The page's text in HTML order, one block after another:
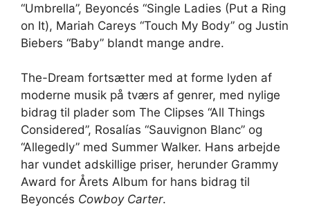
“Umbrella”, Beyoncés “Single Ladies (Put a Ring
on It), Mariah Careys “Touch My Body” og Justin
Biebers “Baby” blandt mange andre.
The-Dream fortsætter med at forme lyden af ​​
moderne musik på tværs af genrer, med nylige
bidrag til plader som The Clipses “All Things
Considered”, Rosalías “Sauvignon Blanc” og
“Allegedly” med Summer Walker. Hans arbejde
har vundet adskillige priser, herunder Grammy
Award for Årets Album for hans bidrag til
Beyoncés Cowboy Carter.